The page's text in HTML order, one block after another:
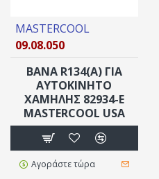
MASTERCOOL
09.08.050
ΒΑΝΑ R134(A) ΓΙΑ
ΑΥΤΟΚΊΝΗΤΟ
ΧΑΜΗΛΗΣ 82934-Ε
MASTERCOOL USA
Αγοράστε τώρα